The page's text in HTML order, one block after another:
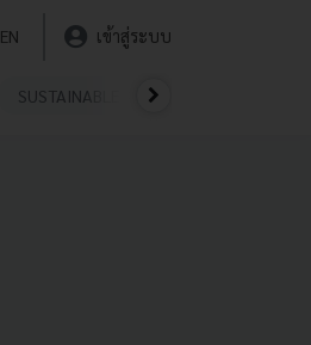
EN เข้าสู่ระบบ
SUSTAINABLE